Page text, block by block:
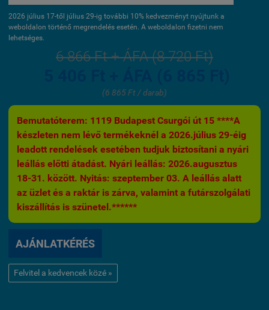
2026 július 17-től július 29-ig további 10% kedvezményt nyújtunk a
weboldalon történő megrendelés esetén. A weboldalon fizetni nem
lehetséges.
6 866 Ft + ÁFA (8 720 Ft)
(6 865 Ft / darab)
Bemutatóterem: 1119 Budapest Csurgói út 15 ****A
készleten nem lévő termékeknél a 2026.július 29-éig
leadott rendelések esetében tudjuk biztosítani a nyári
leállás előtti átadást. Nyári leállás: 2026.augusztus
18-31. között. Nyitás: szeptember 03. A leállás alatt
az üzlet és a raktár is zárva, valamint a futárszolgálati
kiszállítás is szünetel.******
AJÁNLATKÉRÉS
Felvitel a kedvencek közé »